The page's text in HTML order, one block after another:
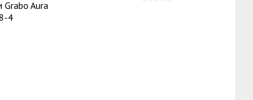
Grabo Aura
4